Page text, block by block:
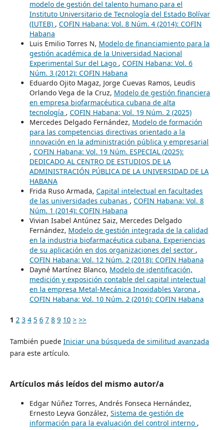
modelo de gestión del talento humano para el
Instituto Universitario de Tecnología del Estado Bolívar
(IUTEB) , COFIN Habana: Vol. 8 Núm. 4 (2014): COFIN
Habana
Luis Emilio Torres N, Modelo de financiamiento para la
gestión académica de la Universidad Nacional
Experimental Sur del Lago , COFIN Habana: Vol. 6
Núm. 3 (2012): COFIN Habana
Eduardo Ojito Magaz, Jorge Cuevas Ramos, Leudis
Orlando Vega de la Cruz, Modelo de gestión financiera
en empresa biofarmacéutica cubana de alta
tecnología , COFIN Habana: Vol. 19 Núm. 2 (2025)
Mercedes Delgado Fernández, Modelo de formación
para las competencias directivas orientado a la
innovación en la administración pública y empresarial
, COFIN Habana: Vol. 19 Núm. ESPECIAL (2025):
DEDICADO AL CENTRO DE ESTUDIOS DE LA
ADMINISTRACIÓN PÚBLICA DE LA UNIVERSIDAD DE LA
HABANA
Frida Ruso Armada, Capital intelectual en facultades
de las universidades cubanas , COFIN Habana: Vol. 8
Núm. 1 (2014): COFIN Habana
Vivian Isabel Antúnez Saiz, Mercedes Delgado
Fernández, Modelo de gestión integrada de la calidad
en la industria biofarmacéutica cubana. Experiencias
de su aplicación en dos organizaciones del sector ,
COFIN Habana: Vol. 12 Núm. 2 (2018): COFIN Habana
Dayné Martínez Blanco, Modelo de identificación,
medición y exposición contable del capital intelectual
en la empresa Metal-Mecánica Inoxidables Varona ,
COFIN Habana: Vol. 10 Núm. 2 (2016): COFIN Habana
1 2 3 4 5 6 7 8 9 10 > >>
También puede Iniciar una búsqueda de similitud avanzada
para este artículo.
Artículos más leídos del mismo autor/a
Edgar Núñez Torres, Andrés Fonseca Hernández,
Ernesto Leyva González, Sistema de gestión de
información para la evaluación del control interno ,